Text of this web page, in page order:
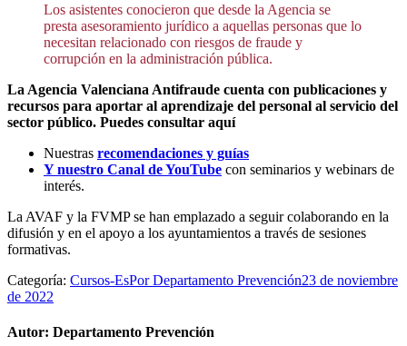
Los asistentes conocieron que desde la Agencia se
presta asesoramiento jurídico a aquellas personas que lo
necesitan relacionado con riesgos de fraude y
corrupción en la administración pública.
La Agencia Valenciana Antifraude cuenta con publicaciones y
recursos para aportar al aprendizaje del personal al servicio del
sector público. Puedes consultar aquí
Nuestras recomendaciones y guías
Y nuestro Canal de YouTube con seminarios y webinars de
interés.
La AVAF y la FVMP se han emplazado a seguir colaborando en la
difusión y en el apoyo a los ayuntamientos a través de sesiones
formativas.
Categoría: Cursos-EsPorDepartamento Prevención23 de noviembre
de 2022
Autor: Departamento Prevención